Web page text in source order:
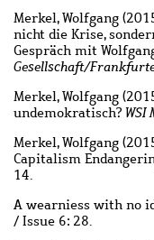
Merkel, Wolfgang
nicht die Krise,
Gespräch mit
Gesellschaft/
Merkel, Wolfgang
undemokratisch? WSI
Merkel, Wolfgang
Capitalism
14.
A wearniess with no
/ Issue 6: 28.